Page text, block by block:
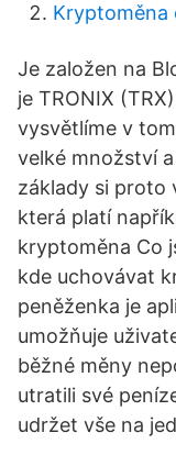
Kryptoměna
Je založen na
je TRONIX
vysvětlíme v
velké množství
základy si proto
která platí
kryptoměna Co
kde uchovávat
peněženka je
umožňuje
běžné měny
utratili své
udržet vše na